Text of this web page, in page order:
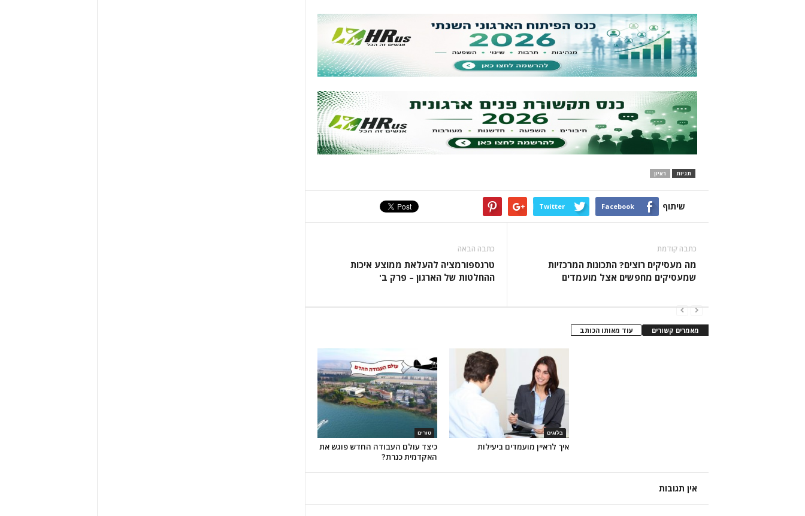
תגיות ראיון
שיתוף Facebook
Twitter
כתבה קודמת
מה מעסיקים רוצים? התכונות המרכזיות
שמעסיקים מחפשים אצל מועמדים
כתבה הבאה
טרנספורמציה להעלאת ממוצע איכות
ההחלטות של הארגון – פרק ב'
מאמרים קשורים עוד מאותו הכותב
טורים
כיצד עולם העבודה החדש פוגש את
האקדמית כנרת?
בלוגים
איך לראיין מועמדים ביעילות
אין תגובות